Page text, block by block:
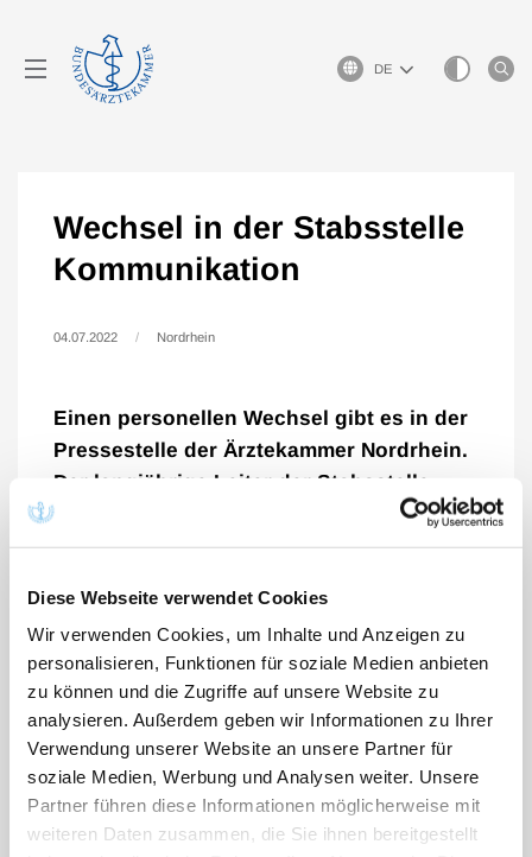
Diese Webseite verwendet Cookies
Wir verwenden Cookies, um Inhalte und Anzeigen zu
personalisieren, Funktionen für soziale Medien anbieten
zu können und die Zugriffe auf unsere Website zu
analysieren. Außerdem geben wir Informationen zu Ihrer
Verwendung unserer Website an unsere Partner für
soziale Medien, Werbung und Analysen weiter. Unsere
Partner führen diese Informationen möglicherweise mit
weiteren Daten zusammen, die Sie ihnen bereitgestellt
Sprachauswahl
Wechsel in der Stabsstelle
Kommunikation
04.07.2022 Nordrhein
Einen personellen Wechsel gibt es in der
Pressestelle der Ärztekammer Nordrhein.
Der langjährige Leiter der Stabsstelle
Kommunikation und Pressesprecher der
Ärztekammer Nordrhein sowie
Ärzteblatts, Horst Schumacher, ist am 1.
Juli in den Ruhestand getreten.
Seine bisherige Stellvertreterin, Sabine Schindler-
Marlow, die seit 1992 für die Ärztekammer Nordrhein
tätig ist, übernimmt ab sofort dessen Aufgaben. Sie
verantwortet darüber hinaus auch die Themen
Prävention und Gesundheitsförderung in der
Ärztekammer. Schindler-Marlow hat